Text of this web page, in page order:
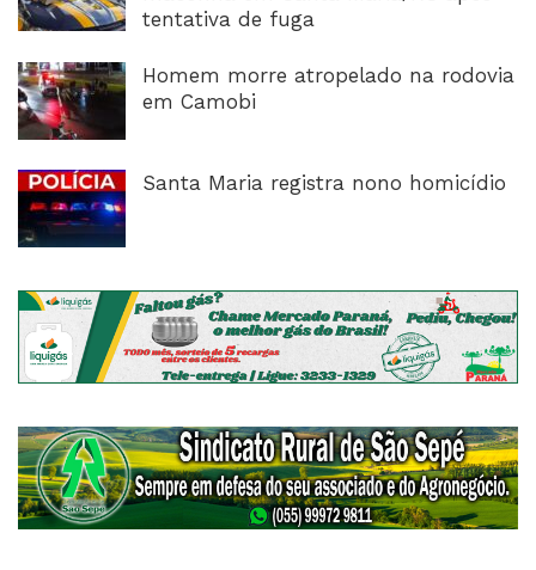
tentativa de fuga
Homem morre atropelado na rodovia
em Camobi
Santa Maria registra nono homicídio